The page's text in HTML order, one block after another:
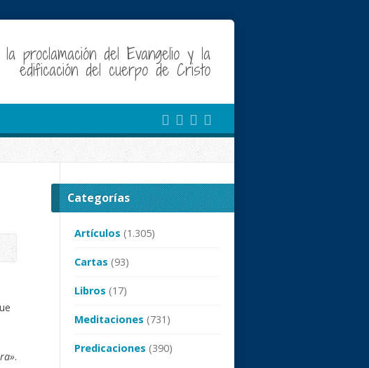
proclamación del Evangelio y la
edificación del cuerpo de Cristo
.
Categorías
Artículos (1.305)
Cartas (93)
Libros (17)
Meditaciones (731)
Predicaciones (390)